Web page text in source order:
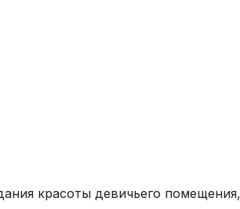
красоты девичьего